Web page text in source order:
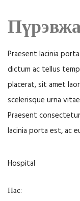
Praesent lacinia
dictum ac tellus
placerat, sit amet
scelerisque urna
Praesent
lacinia porta est, ac
Hospital
Нас: